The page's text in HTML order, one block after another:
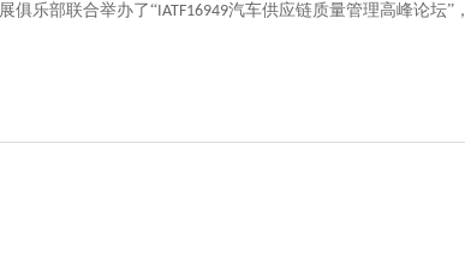
俱乐部联合举办了“IATF16949汽车供应链质量管理高峰论坛”，